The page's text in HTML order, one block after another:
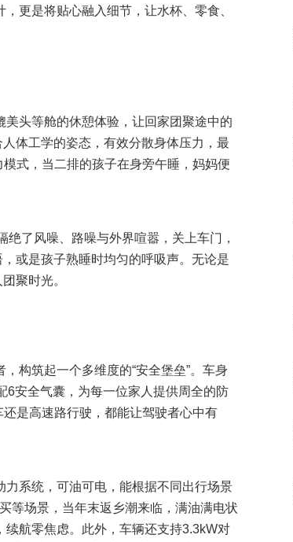
更是将贴心融入细节，让水杯、零食、
头等舱的休憩体验，让回家团聚途中的
体工学的姿态，有效分散身体压力，最
式，当二排的孩子在身旁午睡，妈妈便
了风噪、路噪与外界喧嚣，关上车门，
或是孩子熟睡时均匀的呼吸声。无论是
聚时光。
构筑起一个多维度的“安全堡垒”。车身
6安全气囊，为每一位家人提供周全的防
是高速路行驶，都能让驾驶者心中有
系统，可油可电，能根据不同出行场景
等场景，当年末返乡潮来临，满油满电状
航零焦虑。此外，车辆还支持3.3kW对